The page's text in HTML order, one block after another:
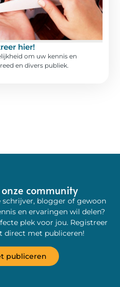
hier!
om uw kennis en
en divers publiek.
community
schrijver, blogger of gewoon
en ervaringen wil delen?
plek voor jou. Registreer
direct met publiceren!
publiceren